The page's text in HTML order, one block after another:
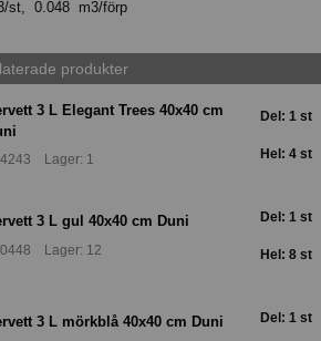
st, 0.048 m3/förp
produkter
3 L Elegant Trees 40x40 cm
Lager: 1
Del: 1 st
Hel: 4 st
3 L gul 40x40 cm Duni
Lager: 12
Del: 1 st
Hel: 8 st
3 L mörkblå 40x40 cm Duni Del: 1 st